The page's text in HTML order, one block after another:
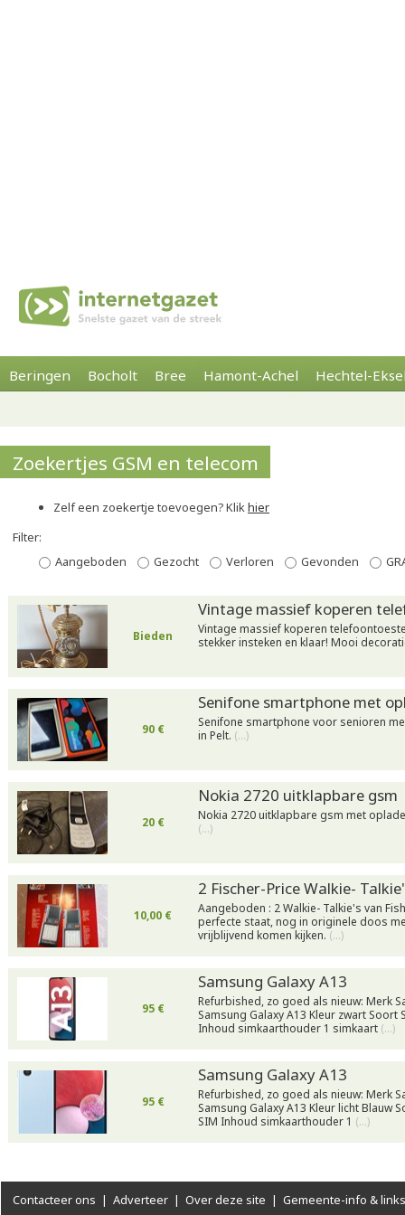
Beringen Bocholt Bree Hamont-Achel Hechtel-
Zoekertjes GSM en telecom
Zelf een zoekertje toevoegen? Klikhier
Filter:
Aangeboden
Gezocht Verloren Gevonden
Bieden
Vintage massief koperen
Vintage massief koperen
stekker insteken en klaar! Mooi
90 €
Senifone smartphone met
Senifone smartphone voor senioren
in Pelt. (…)
20 €
Nokia 2720 uitklapbare gsm
Nokia 2720 uitklapbare gsm met
(…)
10,00 €
2 Fischer-Price Walkie-
Aangeboden : 2 Walkie- Talkie's van
perfecte staat, nog in originele doos
vrijblijvend komen kijken. (…)
95 €
Samsung Galaxy A13
Refurbished, zo goed als nieuw: Merk
Samsung Galaxy A13 Kleur zwart Soort
Inhoud simkaarthouder 1 simkaart (…)
95 €
Samsung Galaxy A13
Refurbished, zo goed als nieuw: Merk
Samsung Galaxy A13 Kleur licht Blauw
SIM Inhoud simkaarthouder 1 (…)
Contacteer ons | Adverteer | Over deze site | Gemeente-info & links